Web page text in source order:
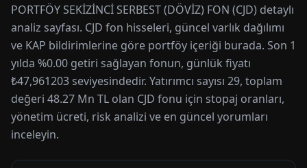
PORTFÖY SEKİZİNCİ SERBEST (DÖVİZ) FON (CJD) detaylı
analiz sayfası. CJD fon hisseleri, güncel varlık dağılımı
ve KAP bildirimlerine göre portföy içeriği burada. Son 1
yılda %0.00 getiri sağlayan fonun, günlük fiyatı
₺47,961203 seviyesindedir. Yatırımcı sayısı 29, toplam
değeri 48.27 Mn TL olan CJD fonu için stopaj oranları,
yönetim ücreti, risk analizi ve en güncel yorumları
inceleyin.